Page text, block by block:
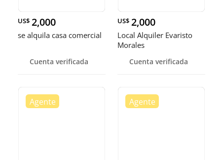
US$ 2,000
se alquila casa comercial
Cuenta verificada
US$ 2,000
Local Alquiler Evaristo
Morales
Cuenta verificada